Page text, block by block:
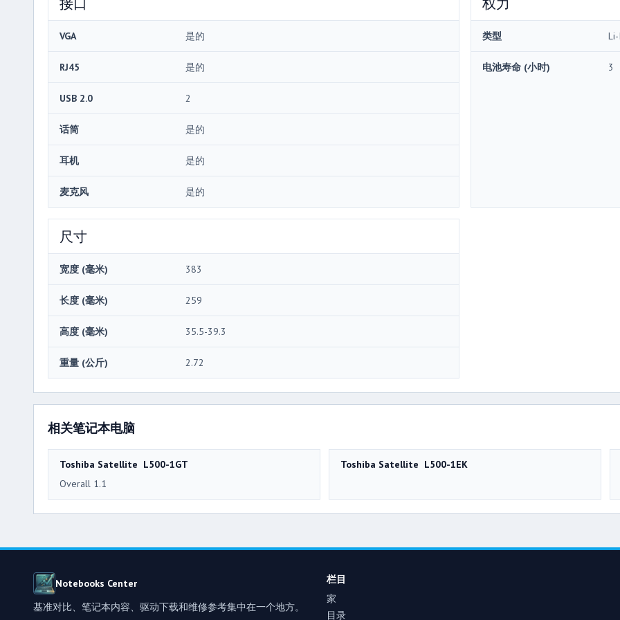
VGA 是的
RJ45 是的
USB 2.0 2
话筒 是的
耳机 是的
麦克风 是的
类型
电池寿命 (小时) 3
尺寸
宽度 (毫米) 383
长度 (毫米) 259
高度 (毫米) 35.5-39.3
重量 (公斤) 2.72
相关笔记本电脑
Toshiba Satellite L500-1GT
Overall 1.1
Toshiba Satellite L500-1EK
Notebooks Center
基准对比、笔记本内容、驱动下载和维修参考集中在一个地方。
栏目
家
目录